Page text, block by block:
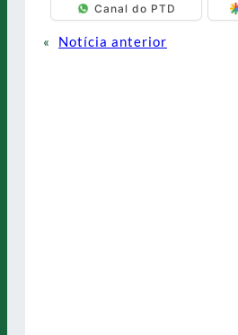
Canal do PTD
«
Notícia anterior